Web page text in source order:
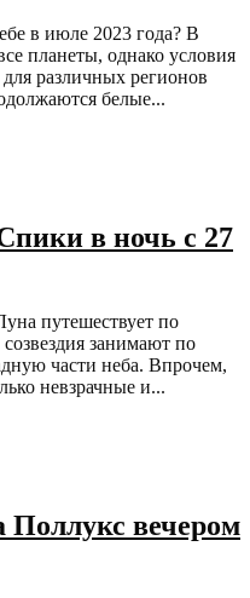
в июле 2023 года? В
планеты, однако условия
различных регионов
белые...
в ночь с 27
путешествует по
занимают по
части неба. Впрочем,
невзрачные и...
Поллукс вечером